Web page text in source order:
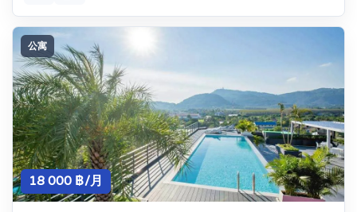
公寓
18 000 ฿/月